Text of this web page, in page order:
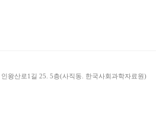
왕산로1길 25. 5층(사직동. 한국사회과학자료원)